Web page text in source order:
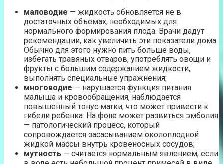
маловодие — жидкость обновляется не в
достаточных объемах, необходимых для
нормального формирования плода. Врачи дадут
рекомендации, как увеличить эти показатели дома.
Обычно для этого нужно пить больше воды,
избегать травяных отваров, употреблять овощи и
фрукты с большим содержанием жидкости,
выполнять специальные упражнения;
многоводие — нарушается функция питания
малыша и кровообращения, наблюдается
повышенный тонус матки, что может привести к
гибели ребенка. На фоне может развиться эмболия
— патологический процесс, который
сопровождается засасыванием околоплодной
жидкой массы внутрь кровеносных сосудов;
мутность — считается нормальным явлением, если